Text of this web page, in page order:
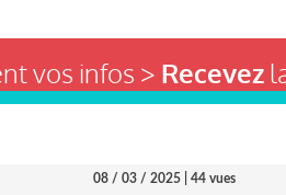
vos infos > Recevez
08 / 03 / 2025
| 44 vues